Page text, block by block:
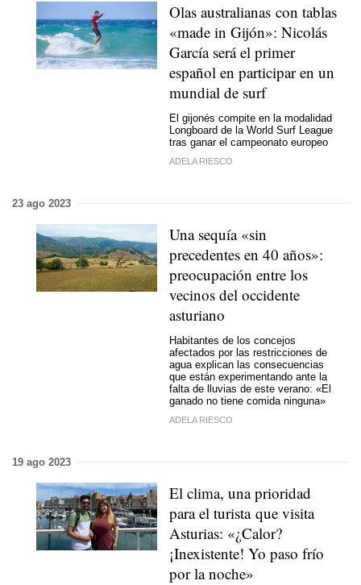
Olas australianas con tablas
«made in Gijón»: Nicolás
García será el primer
español en participar en un
mundial de surf
El gijonés compite en la modalidad
Longboard de la World Surf League
tras ganar el campeonato europeo
ADELA RIESCO
23 ago 2023
Una sequía «sin
precedentes en 40 años»:
preocupación entre los
vecinos del occidente
asturiano
Habitantes de los concejos
afectados por las restricciones de
agua explican las consecuencias
que están experimentando ante la
falta de lluvias de este verano: «El
ganado no tiene comida ninguna»
ADELA RIESCO
19 ago 2023
El clima, una prioridad
para el turista que visita
Asturias: «¿Calor?
¡Inexistente! Yo paso frío
por la noche»